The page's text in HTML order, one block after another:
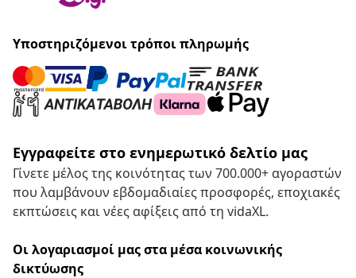
Υποστηριζόμενοι τρόποι πληρωμής
Εγγραφείτε στο ενημερωτικό δελτίο μας
Γίνετε μέλος της κοινότητας των 700.000+ αγοραστών
που λαμβάνουν εβδομαδιαίες προσφορές, εποχιακές
εκπτώσεις και νέες αφίξεις από τη vidaXL.
Οι λογαριασμοί μας στα μέσα κοινωνικής
δικτύωσης